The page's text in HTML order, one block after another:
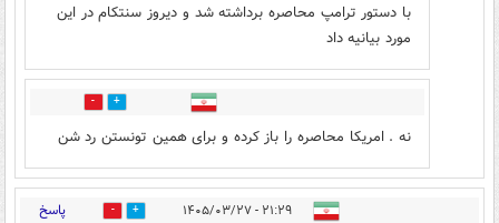
با دستور ترامپ محاصره برداشته شد و دیروز سنتکام در این
مورد بیانیه داد
0
نه . امریکا محاصره را باز کرده و برای همین تونستن رد شن
۲۱:۲۹ - ۱۴۰۵/۰۳/۲۷ 1 پاسخ